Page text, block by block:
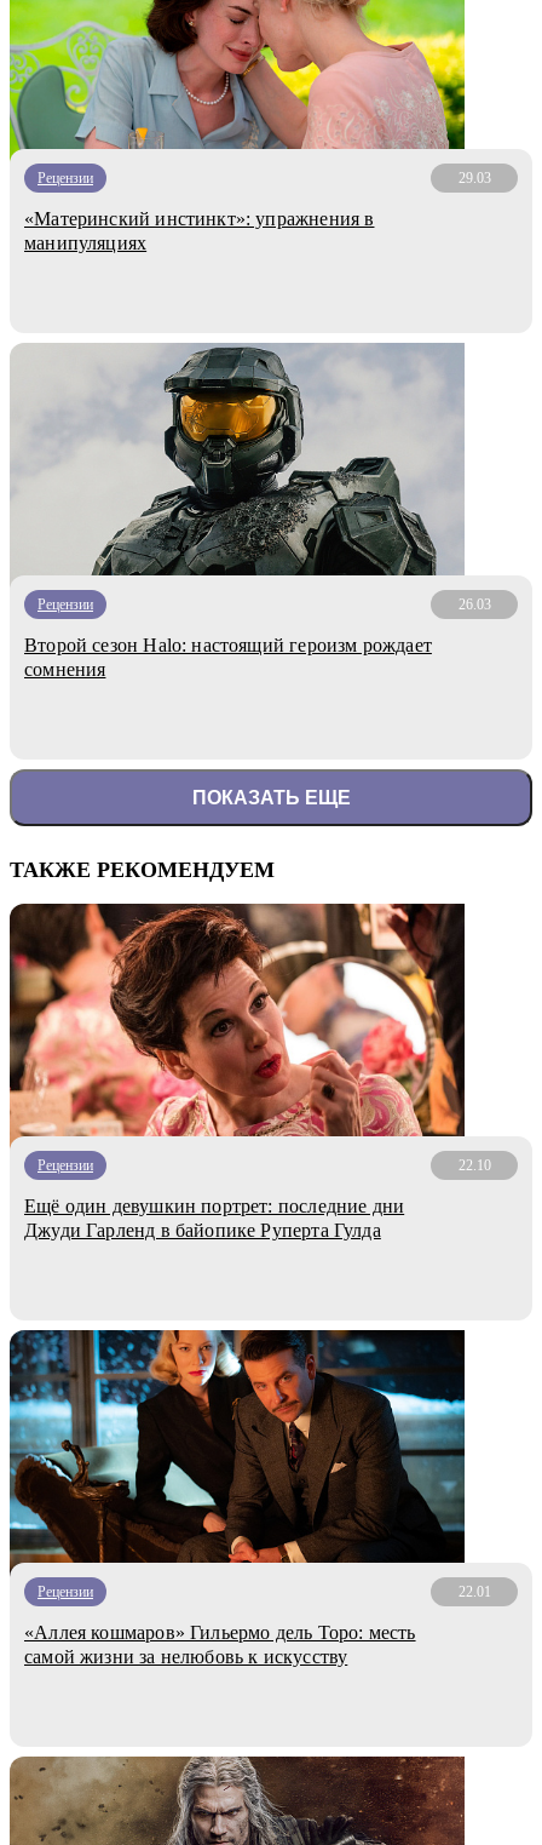
Рецензии 29.03
«Материнский инстинкт»: упражнения в
манипуляциях
Рецензии 26.03
Второй сезон Halo: настоящий героизм рождает
сомнения
ПОКАЗАТЬ ЕЩЕ
ТАКЖЕ РЕКОМЕНДУЕМ
Рецензии 22.10
Ещё один девушкин портрет: последние дни
Джуди Гарленд в байопике Руперта Гулда
Рецензии 22.01
«Аллея кошмаров» Гильермо дель Торо: месть
самой жизни за нелюбовь к искусству